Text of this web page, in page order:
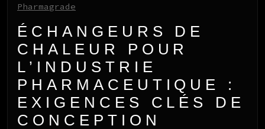
Pharmagrade
ÉCHANGEURS DE
CHALEUR POUR
L’INDUSTRIE
PHARMACEUTIQUE :
EXIGENCES CLÉS DE
CONCEPTION